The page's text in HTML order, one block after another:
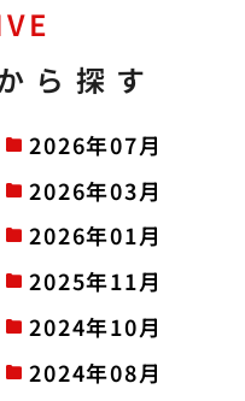
ら探す
2026年07月
2026年03月
2026年01月
2025年11月
2024年10月
2024年08月